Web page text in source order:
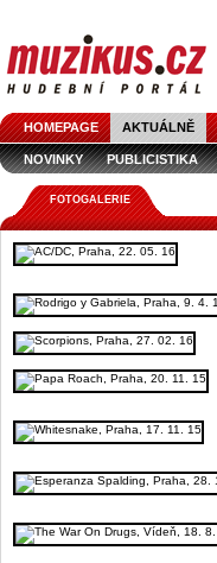
HOMEPAGE AKTUÁLNĚ
NOVINKY PUBLICISTIKA
FOTOGALERIE